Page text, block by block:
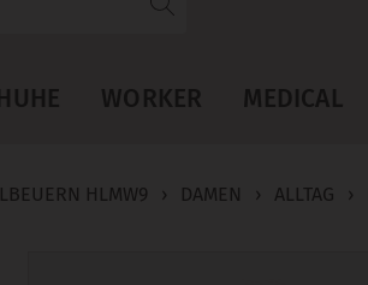
WORKER MEDICAL
HLMW9 › DAMEN › ALLTAG ›